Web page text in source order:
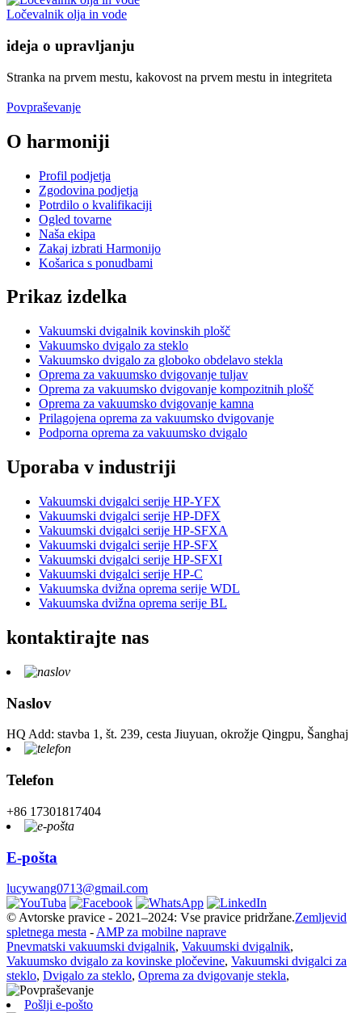
Ločevalnik olja in vode
ideja o upravljanju
Stranka na prvem mestu, kakovost na prvem mestu in integriteta
Povpraševanje
O harmoniji
Profil podjetja
Zgodovina podjetja
Potrdilo o kvalifikaciji
Ogled tovarne
Naša ekipa
Zakaj izbrati Harmonijo
Košarica s ponudbami
Prikaz izdelka
Vakuumski dvigalnik kovinskih plošč
Vakuumsko dvigalo za steklo
Vakuumsko dvigalo za globoko obdelavo stekla
Oprema za vakuumsko dvigovanje tuljav
Oprema za vakuumsko dvigovanje kompozitnih plošč
Oprema za vakuumsko dvigovanje kamna
Prilagojena oprema za vakuumsko dvigovanje
Podporna oprema za vakuumsko dvigalo
Uporaba v industriji
Vakuumski dvigalci serije HP-YFX
Vakuumski dvigalci serije HP-DFX
Vakuumski dvigalci serije HP-SFXA
Vakuumski dvigalci serije HP-SFX
Vakuumski dvigalci serije HP-SFXI
Vakuumski dvigalci serije HP-C
Vakuumska dvižna oprema serije WDL
Vakuumska dvižna oprema serije BL
kontaktirajte nas
Naslov
HQ Add: stavba 1, št. 239, cesta Jiuyuan, okrožje Qingpu, Šanghaj
Telefon
+86 17301817404
E-pošta
lucywang0713@gmail.com
© Avtorske pravice - 2021–2024: Vse pravice pridržane.Zemljevid
spletnega mesta - AMP za mobilne naprave
Pnevmatski vakuumski dvigalnik, Vakuumski dvigalnik,
Vakuumsko dvigalo za kovinske pločevine, Vakuumski dvigalci za
steklo, Dvigalo za steklo, Oprema za dvigovanje stekla,
Pošlji e-pošto